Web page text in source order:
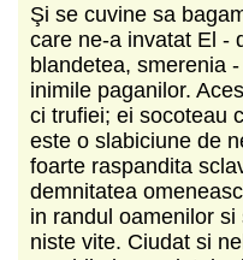
Şi se cuvine sa
care ne-a invatat El -
blandetea, smerenia
inimile paganilor.
ci trufiei; ei socoteau
este o slabiciune de
foarte raspandita
demnitatea
in randul oamenilor
niste vite. Ciudat si